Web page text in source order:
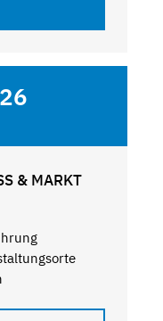
& MARKT